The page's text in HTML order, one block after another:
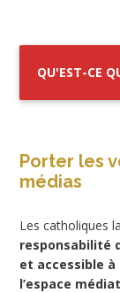
QU'EST-CE
Porter les
médias
Les catholiques
responsabilité
et accessible à
l’espace